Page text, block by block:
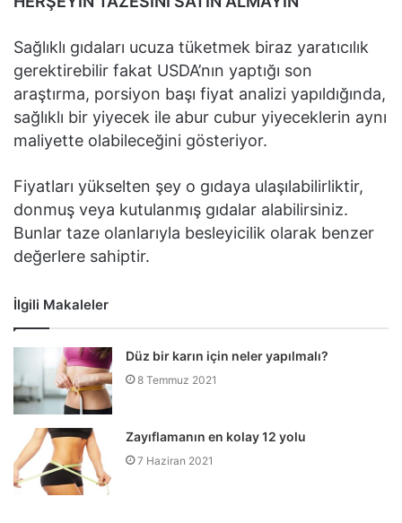
Sağlıklı gıdaları ucuza tüketmek biraz yaratıcılık
gerektirebilir fakat USDA’nın yaptığı son
araştırma, porsiyon başı fiyat analizi yapıldığında,
sağlıklı bir yiyecek ile abur cubur yiyeceklerin aynı
maliyette olabileceğini gösteriyor.
Fiyatları yükselten şey o gıdaya ulaşılabilirliktir,
donmuş veya kutulanmış gıdalar alabilirsiniz.
Bunlar taze olanlarıyla besleyicilik olarak benzer
değerlere sahiptir.
İlgili Makaleler
Düz bir karın için neler yapılmalı?
8 Temmuz 2021
Zayıflamanın en kolay 12 yolu
7 Haziran 2021